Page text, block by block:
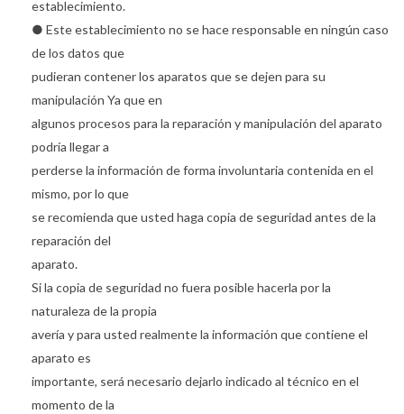
establecimiento.
● Este establecimiento no se hace responsable en ningún caso
de los datos que
pudieran contener los aparatos que se dejen para su
manipulación Ya que en
algunos procesos para la reparación y manipulación del aparato
podría llegar a
perderse la información de forma involuntaria contenida en el
mismo, por lo que
se recomienda que usted haga copia de seguridad antes de la
reparación del
aparato.
Si la copia de seguridad no fuera posible hacerla por la
naturaleza de la propia
avería y para usted realmente la información que contiene el
aparato es
importante, será necesario dejarlo indicado al técnico en el
momento de la